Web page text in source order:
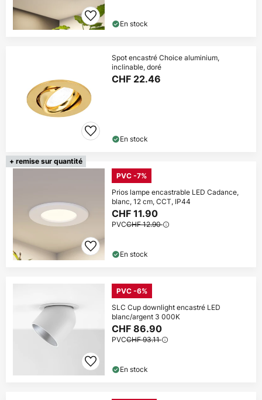
En stock
Spot encastré Choice aluminium,
inclinable, doré
CHF 22.46
En stock
+ remise sur quantité
PVC -7%
Prios lampe encastrable LED Cadance,
blanc, 12 cm, CCT, IP44
CHF 11.90
PVCCHF 12.90
En stock
PVC -6%
SLC Cup downlight encastré LED
blanc/argent 3 000K
CHF 86.90
PVCCHF 93.11
En stock